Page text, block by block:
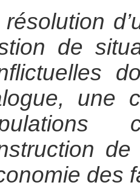
de
une
des